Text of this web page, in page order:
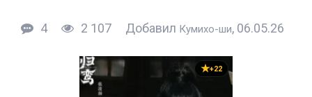
4 2 107 Добавил Кумихо-ши, 06.05.26
+22